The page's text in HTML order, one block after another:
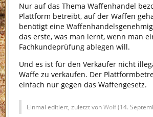
Nur auf das Thema Waffenhandel
Plattform betreibt, auf der Waffen
benötigt eine
das erste, was man lernt, wenn man
Fachkundeprüfung ablegen will.
Und es ist für den Verkäufer nicht
Waffe zu verkaufen. Der
einfach nur gegen das Waffengesetz.
Einmal editiert, zuletzt vonWolf(14.